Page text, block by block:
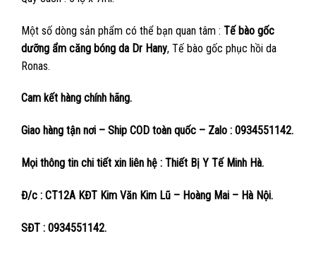
Một số dòng sản phẩm có thể bạn quan tâm : Tế bào gốc
dưỡng ẩm căng bóng da Dr Hany, Tế bào gốc phục hồi da
Ronas.
Cam kết hàng chính hãng.
Giao hàng tận nơi – Ship COD toàn quốc – Zalo : 0934551142.
Mọi thông tin chi tiết xin liên hệ : Thiết Bị Y Tế Minh Hà.
Đ/c : CT12A KĐT Kim Văn Kim Lũ – Hoàng Mai – Hà Nội.
SĐT : 0934551142.